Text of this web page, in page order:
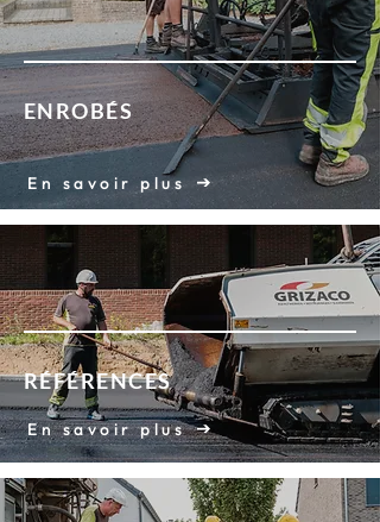
ENROBÉS
En savoir plus
RÉFÉRENCES
En savoir plus